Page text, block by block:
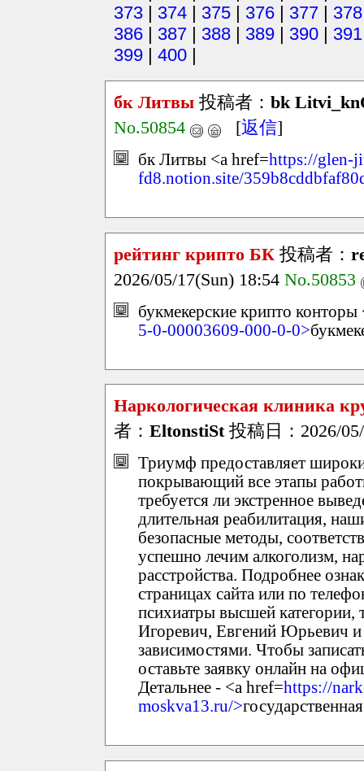
373 | 374 | 375 | 376 | 377 | 378
386 | 387 | 388 | 389 | 390 | 391
399 | 400 |
бк Литвы 投稿者： bk
No.50854
[返信]
бк Литвы <a href=https://glen-
fd8.notion.site/
рейтинг крипто БК 投稿者：
2026/05/17(Sun) 18:54 No.50853
букмекерские крипто конторы
5-0-00003609-000-0-0>
Наркологическая клиника
者： EltonstiSt投稿日：2026/
Триумф предоставляет
покрывающий все этапы
требуется ли экстренное
длительная реабилитация,
безопасные методы,
успешно лечим алкоголизм,
расстройства. Подробнее
страницах сайта или по
психиатры высшей категории,
Игоревич, Евгений Юрьевич
зависимостями. Чтобы
оставьте заявку онлайн на
Детальнее - <a href=https://
moskva13.ru/>